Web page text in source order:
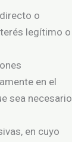
o
legítimo o
en el
sea necesario
en cuyo